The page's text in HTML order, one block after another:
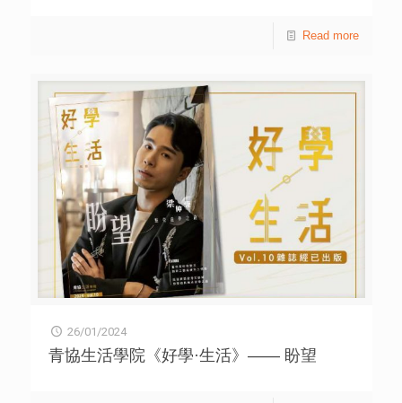
Chinese New Year together, creating a lively and warm
blessing of many young volunteers, with 3,880 wooden
tangerines hung on the wall, symbolising “Good Luck.”
Officiating Guests,[…]
Read more
26/01/2024
青協生活學院《好學·生活》—— 盼望